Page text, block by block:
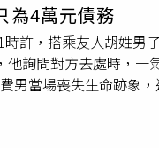
將陳男送辦，並依其
4萬元債務
許，搭乘友人胡姓男
詢問對方去處時，
男當場喪失生命跡象
步釐清事發原因、經
著對方，費男盛怒